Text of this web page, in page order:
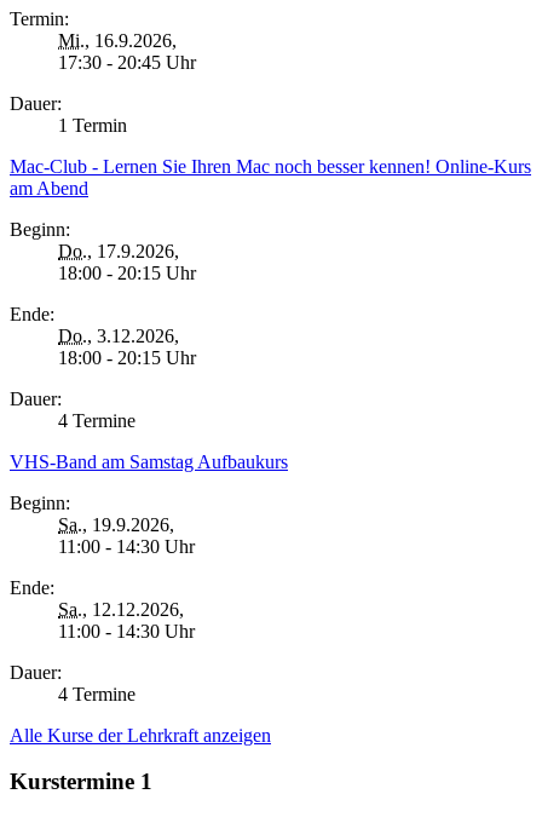
Termin:
Mi., 16.9.2026,
17:30 - 20:45 Uhr
Dauer:
1 Termin
Mac-Club - Lernen Sie Ihren Mac noch besser kennen! Online-Kurs
am Abend
Beginn:
Do., 17.9.2026,
18:00 - 20:15 Uhr
Ende:
Do., 3.12.2026,
18:00 - 20:15 Uhr
Dauer:
4 Termine
VHS-Band am Samstag Aufbaukurs
Beginn:
Sa., 19.9.2026,
11:00 - 14:30 Uhr
Ende:
Sa., 12.12.2026,
11:00 - 14:30 Uhr
Dauer:
4 Termine
Alle Kurse der Lehrkraft anzeigen
Kurstermine 1